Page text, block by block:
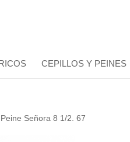
CEPILLOS Y PEINES
Señora 8 1/2. 67